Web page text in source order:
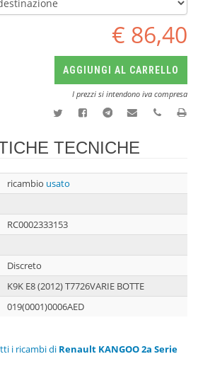
€ 86,40
AGGIUNGI AL CARRELLO
I prezzi si intendono iva compresa
TECNICHE
ricambio usato
RC0002333153
Discreto
K9K E8 (2012) T7726VARIE BOTTE
019(0001)0006AED
i ricambi di Renault KANGOO 2a Serie